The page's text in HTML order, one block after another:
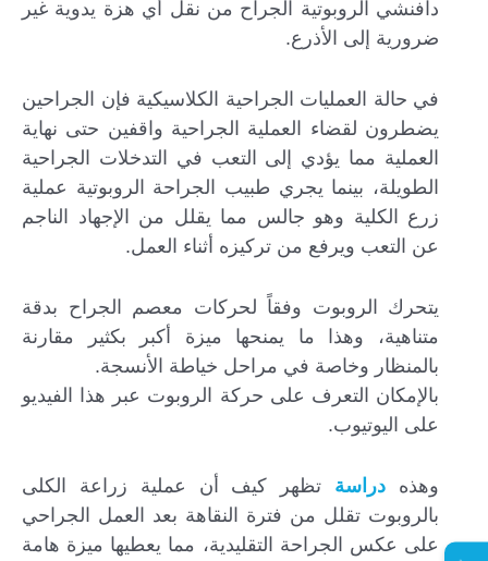
دافنشي الروبوتية الجراح من نقل أي هزة يدوية غير
ضرورية إلى الأذرع.
في حالة العمليات الجراحية الكلاسيكية فإن الجراحين
يضطرون لقضاء العملية الجراحية واقفين حتى نهاية
العملية مما يؤدي إلى التعب في التدخلات الجراحية
الطويلة، بينما يجري طبيب الجراحة الروبوتية عملية
زرع الكلية وهو جالس مما يقلل من الإجهاد الناجم
عن التعب ويرفع من تركيزه أثناء العمل.
يتحرك الروبوت وفقاً لحركات معصم الجراح بدقة
متناهية، وهذا ما يمنحها ميزة أكبر بكثير مقارنة
بالمنظار وخاصة في مراحل خياطة الأنسجة.
بالإمكان التعرف على حركة الروبوت عبر هذا الفيديو
على اليوتيوب.
وهذه دراسة تظهر كيف أن عملية زراعة الكلى
بالروبوت تقلل من فترة النقاهة بعد العمل الجراحي
على عكس الجراحة التقليدية، مما يعطيها ميزة هامة